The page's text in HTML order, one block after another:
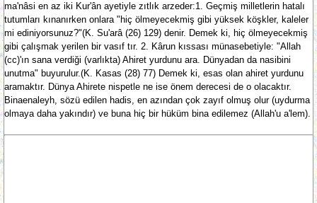
ma'nâsi en az iki Kur'ân ayetiyle zıtlık arzeder:1. Geçmiş milletlerin hatalı
tutumları kınanırken onlara "hiç ölmeyecekmiş gibi yüksek köşkler, kaleler
mi ediniyorsunuz?"(K. Su'arâ (26) 129) denir. Demek ki, hiç ölmeyecekmiş
gibi çalışmak yerilen bir vasıf tır. 2. Kârun kıssası münasebetiyle: "Allah
(cc)'ın sana verdiği (varlıkta) Ahiret yurdunu ara. Dünyadan da nasibini
unutma" buyurulur.(K. Kasas (28) 77) Demek ki, esas olan ahiret yurdunu
aramaktır. Dünya Ahirete nispetle ne ise önem derecesi de o olacaktır.
Binaenaleyh, sözü edilen hadis, en azından çok zayıf olmuş olur (uydurma
olmaya daha yakındır) ve buna hiç bir hüküm bina edilemez (Allah'u a'lem).